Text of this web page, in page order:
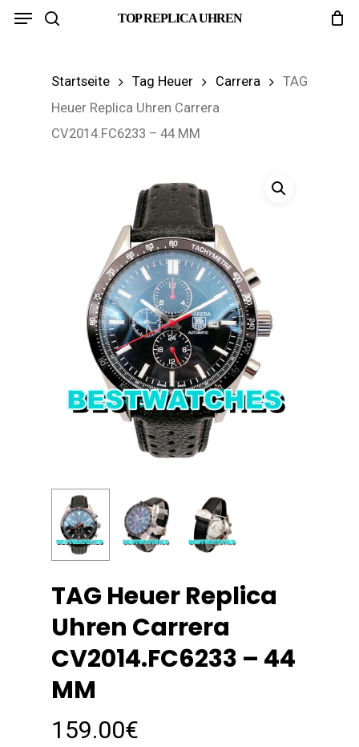
Skip
TOP REPLICA UHREN
Menu
Startseite Tag Heuer Carrera
TAG
Heuer Replica Uhren Carrera
CV2014.FC6233 – 44 MM
TAG Heuer Replica
Uhren Carrera
CV2014.FC6233 – 44
MM
159.00€